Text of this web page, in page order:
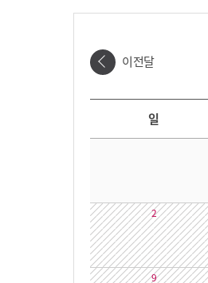
이전달
날짜선택
일
2
9